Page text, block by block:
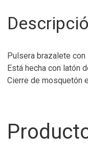
Pulsera brazalete
Está hecha con latón
Cierre de mosquetón